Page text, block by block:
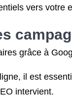
vers votre
grâce à
il est
intervient.